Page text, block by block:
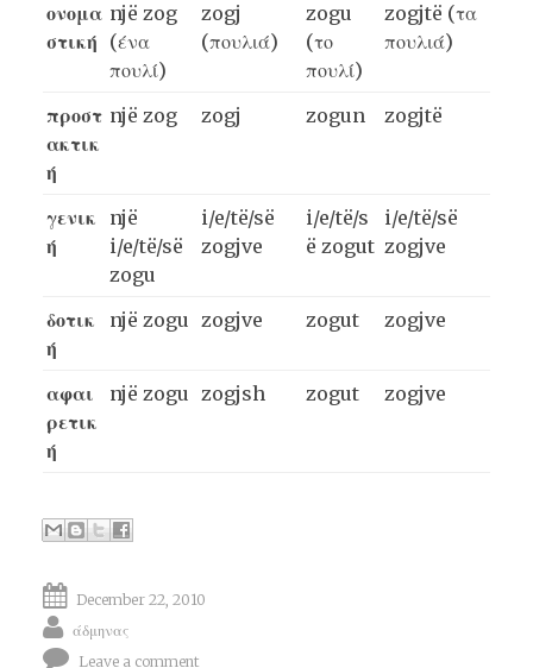
ονομα
στική
një zog
(ένα
πουλί)
zogj
(πουλιά)
zogu
(το
πουλί)
zogjtë (τα
πουλιά)
προστ
ακτικ
ή
një zog zogj zogun zogjtë
γενικ
ή
një
i/e/të/së
zogu
i/e/të/së
zogjve
i/e/të/s
ë zogut
i/e/të/së
zogjve
δοτικ
ή
një zogu zogjve zogut zogjve
αφαι
ρετικ
ή
një zogu zogjsh zogut zogjve
December 22, 2010
άδμηνας
Leave a comment